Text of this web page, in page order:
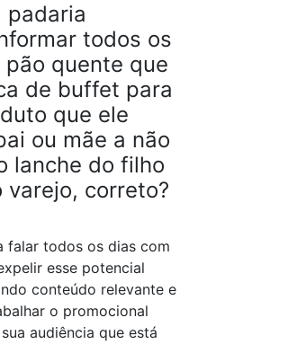
padaria
todos os
quente que
de buffet para
que ele
ou mãe a não
lanche do filho
correto?
falar todos os dias com
esse potencial
conteúdo relevante e
o promocional
audiência que está